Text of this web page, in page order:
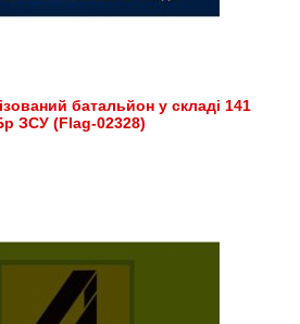
батальйон у складі 141
ЗСУ (Flag-02328)